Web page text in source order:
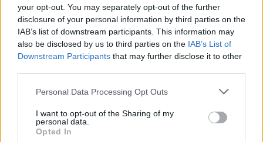
your opt-out. You may separately opt-out of the further
disclosure of your personal information by third parties on the
IAB’s list of downstream participants. This information may
also be disclosed by us to third parties on the IAB’s List of
Downstream Participants that may further disclose it to other
Personal Data Processing Opt Outs
I want to opt-out of the Sharing of my
personal data.
Opted In